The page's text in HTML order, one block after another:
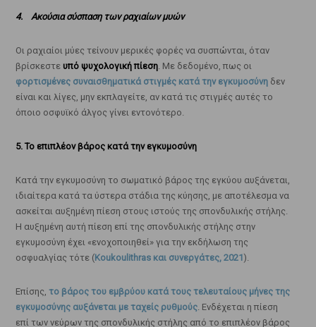
4. Ακούσια σύσπαση των ραχιαίων μυών
Οι ραχιαίοι μύες τείνουν μερικές φορές να συσπώνται, όταν
βρίσκεστε υπό ψυχολογική πίεση. Με δεδομένο, πως οι
φορτισμένες συναισθηματικά στιγμές κατά την εγκυμοσύνηδεν
είναι και λίγες, μην εκπλαγείτε, αν κατά τις στιγμές αυτές το
όποιο οσφυϊκό άλγος γίνει εντονότερο.
5. Το επιπλέον βάρος κατά την εγκυμοσύνη
Κατά την εγκυμοσύνη το σωματικό βάρος της εγκύου αυξάνεται,
ιδιαίτερα κατά τα ύστερα στάδια της κύησης, με αποτέλεσμα να
ασκείται αυξημένη πίεση στους ιστούς της σπονδυλικής στήλης.
Η αυξημένη αυτή πίεση επί της σπονδυλικής στήλης στην
εγκυμοσύνη έχει «ενοχοποιηθεί» για την εκδήλωση της
οσφυαλγίας τότε (Koukoulithras και συνεργάτες, 2021).
Επίσης, το βάρος του εμβρύου κατά τους τελευταίους μήνες της
εγκυμοσύνης αυξάνεται με ταχείς ρυθμούς. Ενδέχεται η πίεση
επί των νεύρων της σπονδυλικής στήλης από το επιπλέον βάρος